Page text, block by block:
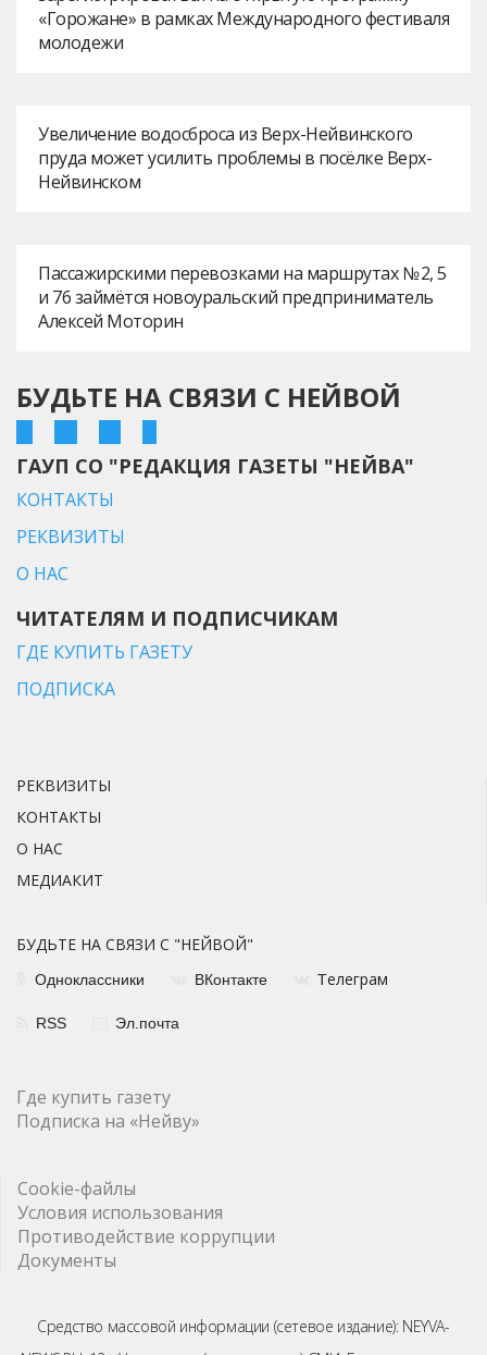
«Горожане» в рамках Международного фестиваля
молодежи
Увеличение водосброса из Верх-Нейвинского
пруда может усилить проблемы в посёлке Верх-
Нейвинском
Пассажирскими перевозками на маршрутах № 2, 5
и 76 займётся новоуральский предприниматель
Алексей Моторин
БУДЬТЕ НА СВЯЗИ С НЕЙВОЙ
ГАУП СО "РЕДАКЦИЯ ГАЗЕТЫ "НЕЙВА"
КОНТАКТЫ
РЕКВИЗИТЫ
О НАС
ЧИТАТЕЛЯМ И ПОДПИСЧИКАМ
ГДЕ КУПИТЬ ГАЗЕТУ
ПОДПИСКА
РЕКВИЗИТЫ
КОНТАКТЫ
О НАС
МЕДИАКИТ
БУДЬТЕ НА СВЯЗИ С "НЕЙВОЙ"
Одноклассники ВКонтакте Телеграм
RSS Эл.почта
Где купить газету
Подписка на «Нейву»
Cookie-файлы
Условия использования
Противодействие коррупции
Документы
Средство массовой информации (сетевое издание): NEYVA-